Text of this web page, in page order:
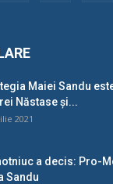
Maiei Sandu
Năstase și...
2021
a decis: Pro-
Sandu